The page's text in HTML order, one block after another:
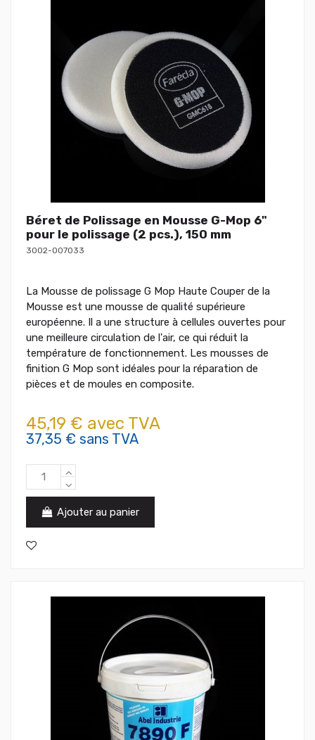
Béret de Polissage en Mousse G-Mop 6"
pour le polissage (2 pcs.), 150 mm
3002-007033
La Mousse de polissage G Mop Haute Couper de la
Mousse est une mousse de qualité supérieure
européenne. Il a une structure à cellules ouvertes pour
une meilleure circulation de l'air, ce qui réduit la
température de fonctionnement. Les mousses de
finition G Mop sont idéales pour la réparation de
pièces et de moules en composite.
45,19 € avec TVA
37,35 € sans TVA
Ajouter au panier